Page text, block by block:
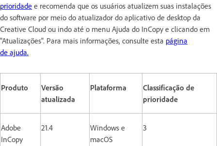
prioridade e recomenda que os usuários atualizem suas instalações
do software por meio do atualizador do aplicativo de desktop da
Creative Cloud ou indo até o menu Ajuda do InCopy e clicando em
"Atualizações". Para mais informações, consulte esta página
de ajuda.
Produto
Versão
atualizada
Plataforma
Classificação de
prioridade
Adobe
InCopy
21.4
Windows e
macOS
3